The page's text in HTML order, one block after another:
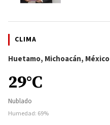
CLIMA
Huetamo, Michoacán, México
29°C
Nublado
Humedad: 69%